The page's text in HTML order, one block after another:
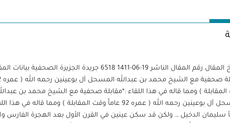
تا ريخ المقال رقم المقال الناشر 19-06-1411 6518 جريدة الجزيرة الصحفية
) ومما قاله في هذا اللقاء :*مقابلة صحفية مع الشيخ محمد بن
المسحل آل بوعينين رحمه الله ( عمره 92 عاماً وقت المقابلة ) ومما قاله في
سليمان الدخيل … ولكن قد سكن عينين في القرن الأول بعد الهجرة الفارس